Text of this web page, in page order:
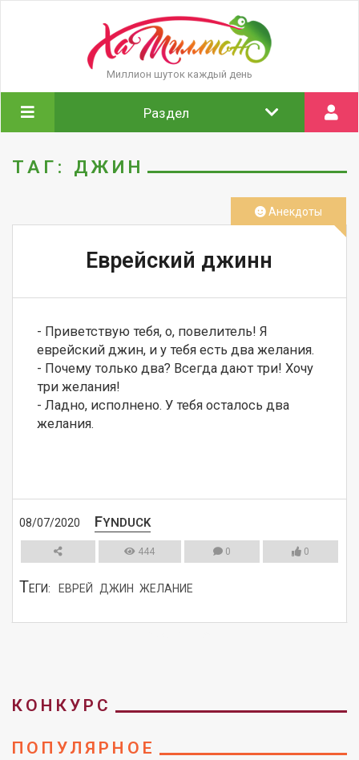
Миллион шуток каждый день
Раздел
ТАГ: ДЖИН
Еврейский джинн
- Приветствую тебя, о, повелитель! Я
еврейский джин, и у тебя есть два желания.
- Почему только два? Всегда дают три! Хочу
три желания!
- Ладно, исполнено. У тебя осталось два
желания.
08/07/2020 FYNDUCK
444 0 0
Анекдоты
ТЕГИ: ЕВРЕЙ ДЖИН ЖЕЛАНИЕ
КОНКУРС
ПОПУЛЯРНОЕ